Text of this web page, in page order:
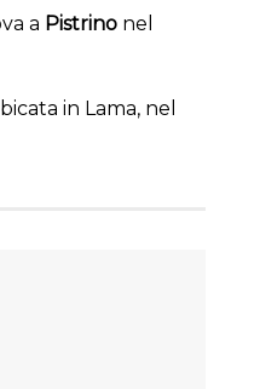
a Pistrinonel
in Lama, nel